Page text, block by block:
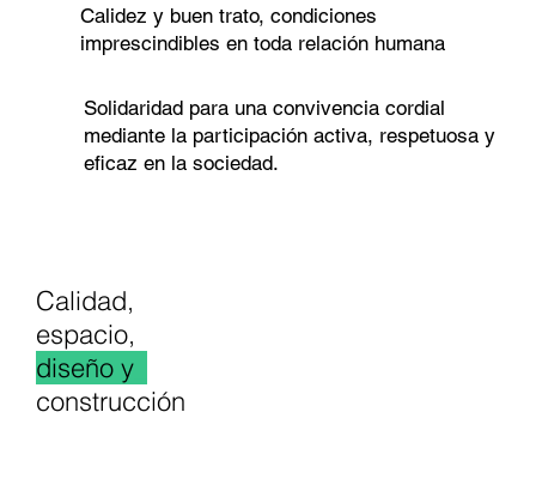
Calidez y buen trato, condiciones
imprescindibles en toda relación humana
Solidaridad para una convivencia cordial
mediante la participación activa, respetuosa y
eficaz en la sociedad.
Calidad,
espacio,
diseño y
construcción